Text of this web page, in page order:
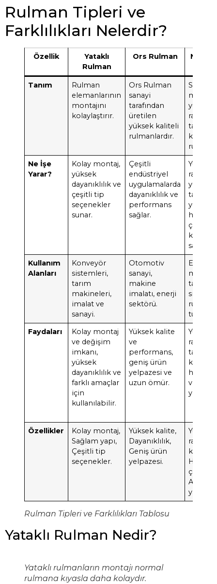
Rulman Tipleri ve
Farklılıkları Nelerdir?
Özellik
Yataklı
Rulman
Ors Rulman NU
Tanım
Rulman
elemanlarının
montajını
kolaylaştırır.
Ors Rulman
sanayi
tarafından
üretilen
yüksek kaliteli
rulmanlardır.
yüksek
radyal
taşıma
Ne İşe
Yarar?
Kolay montaj,
yüksek
dayanıklılık ve
çeşitli tip
seçenekler
sunar.
Çeşitli
endüstriyel
uygulamalarda
dayanıklılık ve
performans
sağlar.
Yüksek
radyal
yükleri
taşıma
yüksek
hızlarda
çalışma
sağlar.
Kullanım
Alanları
Konveyör
sistemleri,
tarım
makineleri,
imalat ve
sanayi.
Otomotiv
sanayi,
makine
imalatı, enerji
sektörü.
taşıma
rüzgar
Faydaları
Kolay montaj
ve değişim
imkanı,
yüksek
dayanıklılık ve
farklı amaçlar
için
kullanılabilir.
Yüksek kalite
ve
performans,
geniş ürün
yelpazesi ve
uzun ömür.
Yüksek
radyal
taşıma
hızlı
ve
yapı
Özellikler
Kolay montaj,
Sağlam yapı,
Çeşitli tip
seçenekler.
Yüksek kalite,
Dayanıklılık,
Geniş ürün
yelpazesi.
Yüksek
radyal
Hızlı
çalışma,
yapı.
Rulman Tipleri ve Farklılıkları Tablosu
Yataklı Rulman Nedir?
Yataklı rulmanların montajı normal
rulmana kıyasla daha kolaydır.